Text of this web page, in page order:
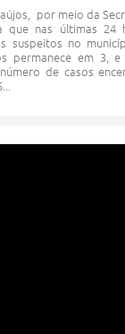
por meio da
que nas últimas 24
suspeitos no
permanece em 3,
de casos